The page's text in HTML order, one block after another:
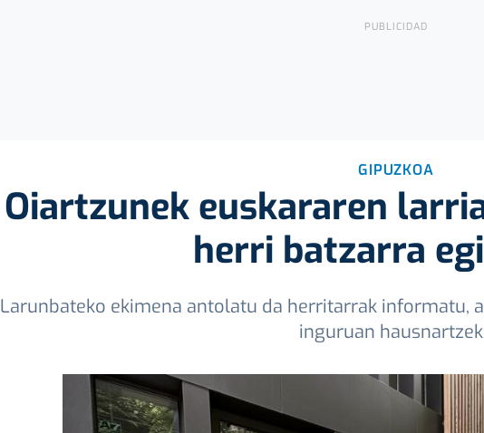
GIPUZKOA
Oiartzunek euskararen
herri batzarra
Larunbateko ekimena antolatu da herritarrak informatu,
inguruan